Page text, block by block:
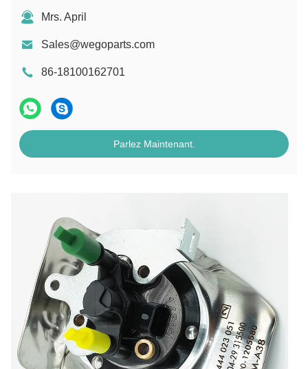
Mrs. April
Sales@wegoparts.com
86-18100162701
Parlez Maintenant.